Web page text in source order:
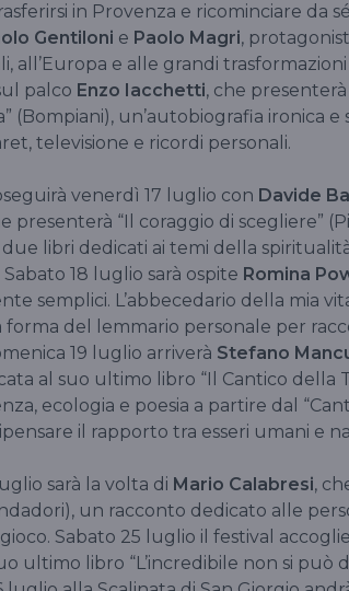
in Provenza e ricominciare da
Gentiloni e Paolo Magri,
all’Europa e alle grandi
palco Enzo Iacchetti, che
(Bompiani), un’autobiografia ironica
televisione e ricordi personali.
venerdì 17 luglio con Davide
presenterà “Il coraggio di scegliere”
due libri dedicati ai temi della
18 luglio sarà ospite Romina
semplici. L’abbecedario della mia
forma del lemmario personale per
19 luglio arriverà Stefano
al suo ultimo libro “Il Cantico della
ecologia e poesia a partire dal
il rapporto tra esseri umani e
sarà la volta di Mario Calabresi,
un racconto dedicato alle
Sabato 25 luglio il festival
ultimo libro “L’incredibile non si può